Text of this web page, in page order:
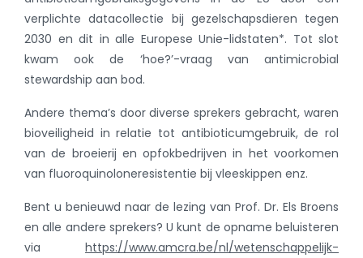
verplichte datacollectie bij gezelschapsdieren tegen
2030 en dit in alle Europese Unie-lidstaten*. Tot slot
kwam ook de ‘hoe?’-vraag van antimicrobial
stewardship aan bod.
Andere thema’s door diverse sprekers gebracht, waren
bioveiligheid in relatie tot antibioticumgebruik, de rol
van de broeierij en opfokbedrijven in het voorkomen
van fluoroquinoloneresistentie bij vleeskippen enz.
Bent u benieuwd naar de lezing van Prof. Dr. Els Broens
en alle andere sprekers? U kunt de opname beluisteren
via https://www.amcra.be/nl/wetenschappelijk-